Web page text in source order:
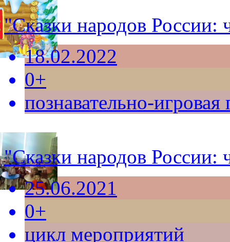
"Сказки народов России:
18.02.2022
0+
познавательно-
"Сказки народов России:
25.06.2021
0+
цикл мероприятий